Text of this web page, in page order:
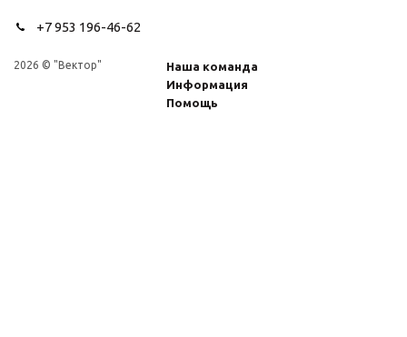
+7 953 196-46-62
2026 © "Вектор"
Наша команда
Информация
Помощь